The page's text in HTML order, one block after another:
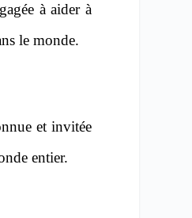
à aider à
le monde.
et invitée
entier.